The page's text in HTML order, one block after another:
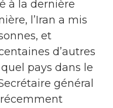
à la dernière
l’Iran a mis
et
d’autres
pays dans le
général
récemment